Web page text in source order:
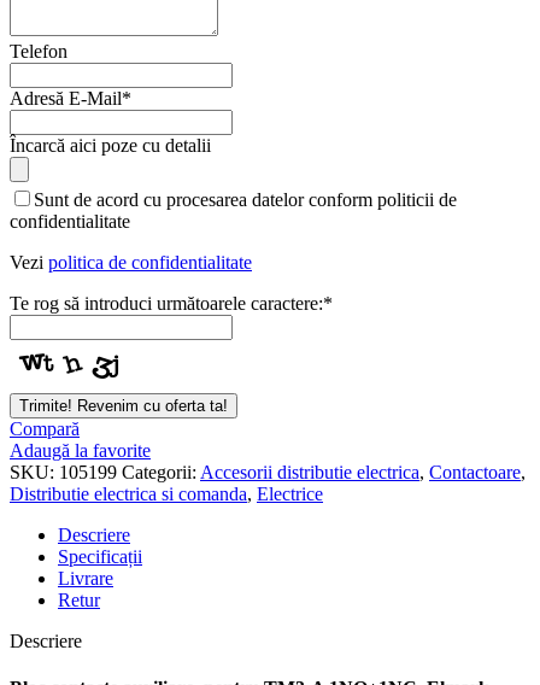
Telefon
Adresă E-Mail*
Your
Website
Încarcă aici poze cu detalii
Sunt de acord cu procesarea datelor conform politicii de
confidentialitate
Vezi politica de confidentialitate
Te rog să introduci următoarele caractere:*
Trimite! Revenim cu oferta ta!
Compară
Adaugă la favorite
SKU: 105199 Categorii: Accesorii distributie electrica, Contactoare,
Distributie electrica si comanda, Electrice
Descriere
Specificații
Livrare
Retur
Descriere